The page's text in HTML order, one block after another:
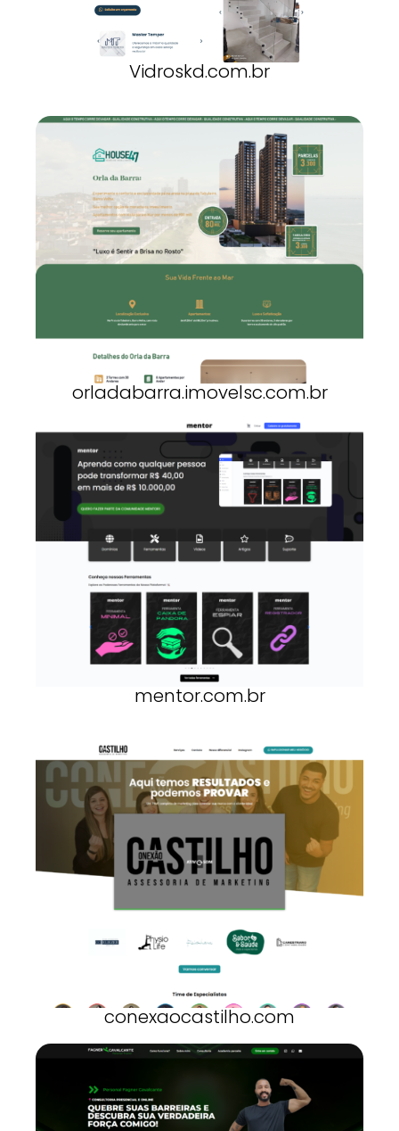
Vidroskd.com.br
orladabarra.imovelsc.com.br
mentor.com.br
conexaocastilho.com